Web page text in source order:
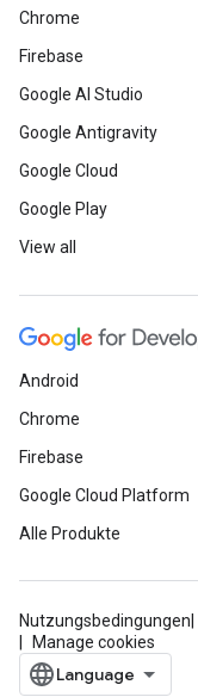
Chrome
Firebase
Google AI Studio
Google Antigravity
Google Cloud
Google Play
View all
Android
Chrome
Firebase
Google Cloud Platform
Alle Produkte
Nutzungsbedingungen
Manage cookies